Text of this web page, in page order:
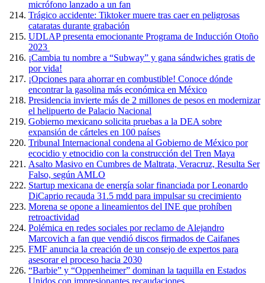
micrófono lanzado a un fan
Trágico accidente: Tiktoker muere tras caer en peligrosas
cataratas durante grabación
UDLAP presenta emocionante Programa de Inducción Otoño
2023
¡Cambia tu nombre a “Subway” y gana sándwiches gratis de
por vida!
¡Opciones para ahorrar en combustible! Conoce dónde
encontrar la gasolina más económica en México
Presidencia invierte más de 2 millones de pesos en modernizar
el helipuerto de Palacio Nacional
Gobierno mexicano solicita pruebas a la DEA sobre
expansión de cárteles en 100 países
Tribunal Internacional condena al Gobierno de México por
ecocidio y etnocidio con la construcción del Tren Maya
Asalto Masivo en Cumbres de Maltrata, Veracruz, Resulta Ser
Falso, según AMLO
Startup mexicana de energía solar financiada por Leonardo
DiCaprio recauda 31.5 mdd para impulsar su crecimiento
Morena se opone a lineamientos del INE que prohíben
retroactividad
Polémica en redes sociales por reclamo de Alejandro
Marcovich a fan que vendió discos firmados de Caifanes
FMF anuncia la creación de un consejo de expertos para
asesorar el proceso hacia 2030
“Barbie” y “Oppenheimer” dominan la taquilla en Estados
Unidos con impresionantes recaudaciones